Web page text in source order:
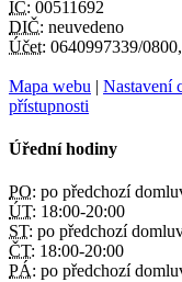
IČ: 00511692
DIČ: neuvedeno
Účet: 0640997339/
Mapa webu | Nastavení
přístupnosti
Úřední hodiny
PO: po předchozí
ÚT: 18:00-20:00
ST: po předchozí
ČT: 18:00-20:00
PÁ: po předchozí